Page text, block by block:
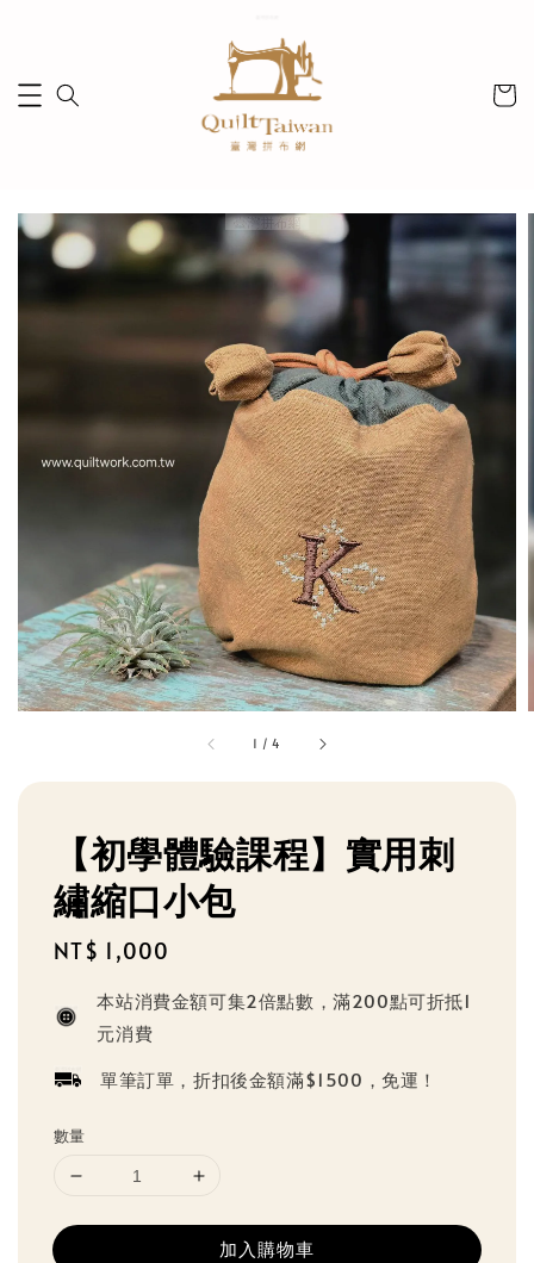
1 /4
【初學體驗課程】實用刺
繡縮口小包
Regular
NT$ 1,000
本站消費金額可集2倍點數，滿200點可折抵1
元消費
單筆訂單，折扣後金額滿$1500，免運！
數量
加入購物車